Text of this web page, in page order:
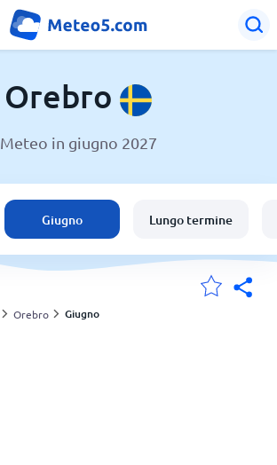
Orebro
Meteo in giugno 2027
Giugno Lungo termine
Orebro Giugno